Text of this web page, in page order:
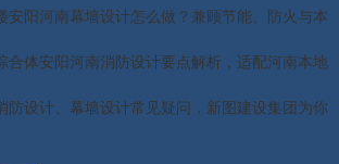
安阳河南幕墙设计怎么做？兼顾节能、防火与本
合体安阳河南消防设计要点解析，适配河南本地
防设计、幕墙设计常见疑问，新图建设集团为你